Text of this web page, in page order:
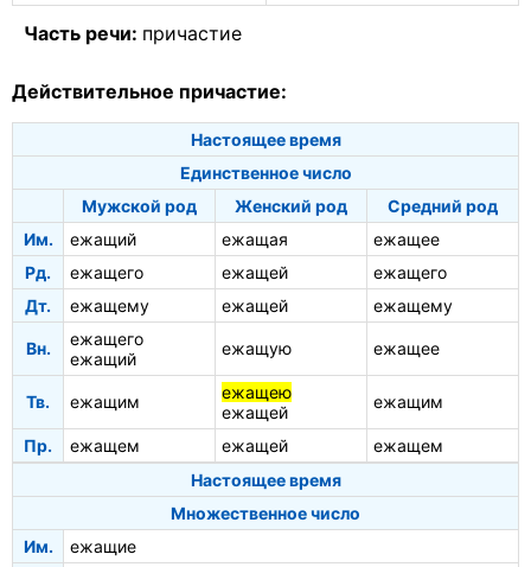
Часть речи: причастие
Действительное причастие:
Настоящее время
Единственное число
Мужской род
Женский род
Средний род
Им.
ежащий ежащая
ежащее
Рд.
ежащего ежащей
ежащего
Дт.
ежащему ежащей ежащему
Вн.
ежащего
ежащий
ежащую ежащее
Тв. ежащим
ежащею
ежащей
ежащим
Пр. ежащем ежащей
ежащем
Настоящее время
Множественное число
Им.
ежащие